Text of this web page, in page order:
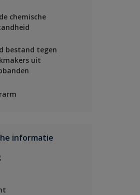
chemische
bestand tegen
uit
informatie